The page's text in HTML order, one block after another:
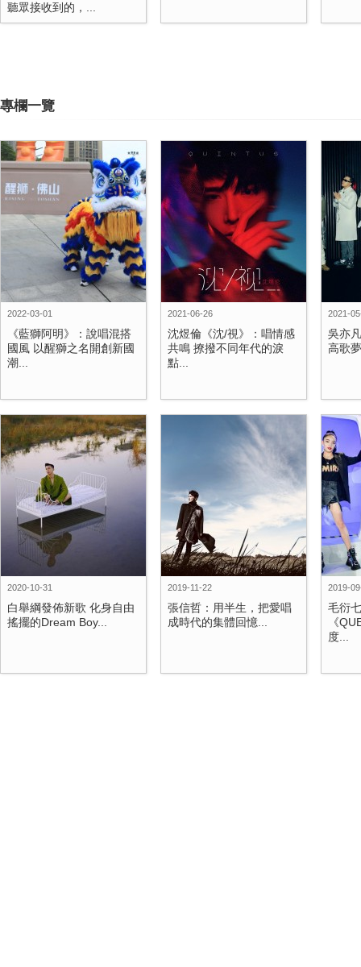
聽眾接收到的，...
專欄一覽
2022-03-01
《藍獅阿明》：說唱混搭
國風 以醒獅之名開創新國
潮...
2021-06-26
沈煜倫《沈/視》：唱情感
共鳴 撩撥不同年代的淚
點...
2021-
吳亦
高歌
2020-10-31
白舉綱發佈新歌 化身自由
搖擺的Dream Boy...
2019-11-22
張信哲：用半生，把愛唱
成時代的集體回憶...
2019-
毛衍
《
度...